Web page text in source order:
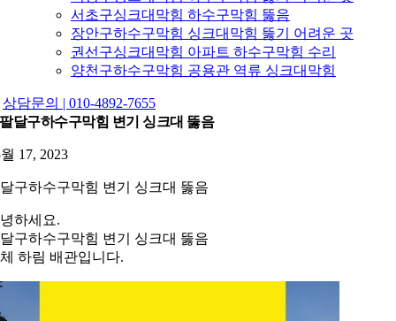
서초구싱크대막힘 하수구막힘 뚫음
장안구하수구막힘 싱크대막힘 뚫기 어려운 곳
권선구싱크대막힘 아파트 하수구막힘 수리
양천구하수구막힘 공용관 역류 싱크대막힘
상담문의 | 010-4892-7655
팔달구하수구막힘 변기 싱크대 뚫음
17, 2023
구하수구막힘 변기 싱크대 뚫음
하세요.
구하수구막힘 변기 싱크대 뚫음
하림 배관입니다.